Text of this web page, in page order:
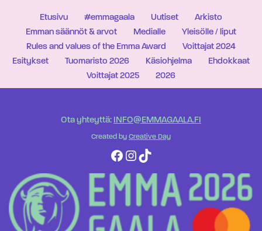
Etusivu #emmagaala Uutiset
Arkisto
Emman säännöt & arvot
Medialle
Yleisölle / liput
Rules and values of the Emma Award
Voittajat 2024
Esitykset
Tuomaristo 2026 Käsiohjelma
Ehdokkaat
Voittajat 2025
2026
Ota yhteyttä: INFO@EMMAGAALA.FI
Created by Creative Day